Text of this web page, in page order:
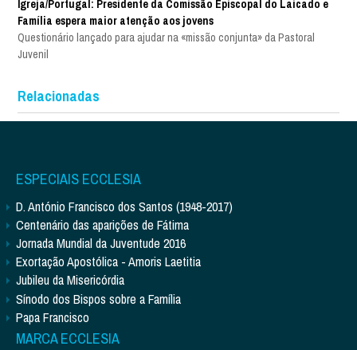
Igreja/Portugal: Presidente da Comissão Episcopal do Laicado e
Família espera maior atenção aos jovens
Questionário lançado para ajudar na «missão conjunta» da Pastoral
Juvenil
Relacionadas
ESPECIAIS ECCLESIA
D. António Francisco dos Santos (1948-2017)
Centenário das aparições de Fátima
Jornada Mundial da Juventude 2016
Exortação Apostólica - Amoris Laetitia
Jubileu da Misericórdia
Sínodo dos Bispos sobre a Família
Papa Francisco
MARCA ECCLESIA